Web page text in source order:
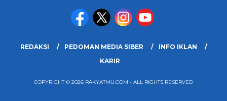
REDAKSI PEDOMAN MEDIA SIBER
INFO IKLAN
KARIR
COPYRIGHT © 2026 RAKYATMU.COM - ALL RIGHTS RESERVED